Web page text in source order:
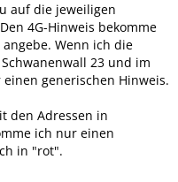
auf die jeweiligen
4G-Hinweis bekomme
Wenn ich die
23 und im
generischen Hinweis.
den Adressen in
ich nur einen
in "rot".